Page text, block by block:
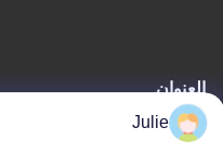
العنوان
Julie